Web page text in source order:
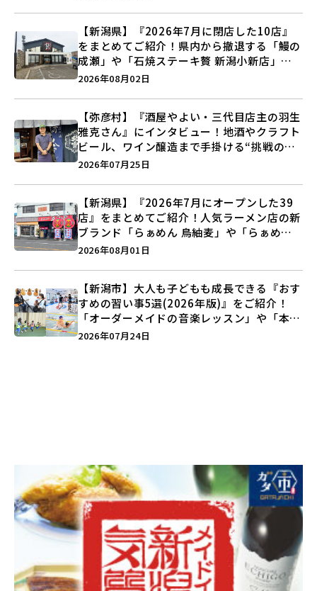
【新潟県】『2026年7月に閉店した10店』
をまとめてご紹介！県内から撤退する「鰻の
成瀬」や「石焼ステーキ贅 新潟小新店」が
営業に幕…。
2026年08月02日
【弥彦村】『酒屋やよい・三代目店主の羽生
雅克さん』にインタビュー！地酒やクラフト
ビール、ワイン醸造まで手掛ける“挑戦の歴
史”に迫る♪
2026年07月25日
【新潟県】『2026年7月にオープンした39
店』をまとめてご紹介！人気ラーメン店の新
ブランド「らぁめん 鳥紬麦」や「らぁめん
しょうがの空」など盛りだくさん♪
2026年08月01日
【新潟市】大人も子どもも成長できる『おす
すめの習い事5選(2026年版)』をご紹介！
「オーダーメイドの音楽レッスン」や「本格
キックボクシング」で新しい自分を見つけよ
2026年07月24日